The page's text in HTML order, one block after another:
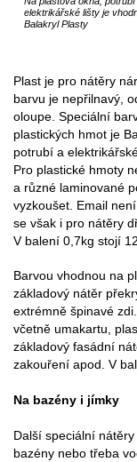
elektrikářské lišty je
Balakryl Plasty
Plast je pro nátěry
barvu je nepřilnavý,
oloupe. Speciální
plastických hmot je
potrubí a
Pro plastické hmoty
a různé laminované
vyzkoušet. Email
se však i pro nátěry
V balení 0,7kg stojí
Barvou vhodnou na
základový nátěr
extrémně špinavé
včetně umakartu,
základový fasádní
zakouření apod. V
Na bazény i jímky
Další speciální
bazény nebo třeba